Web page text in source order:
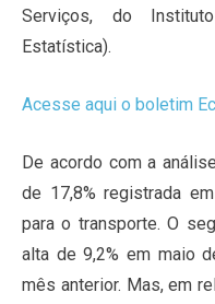
Serviços, do
Estatística).
Acesse aqui o boletim
De acordo com a
de 17,8% registrada
para o transporte. O
alta de 9,2% em maio
mês anterior. Mas, em